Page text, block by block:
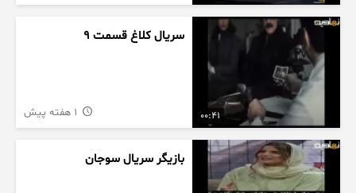
00:41
سریال کلاغ قسمت 9
بازیگر سریال سوجان